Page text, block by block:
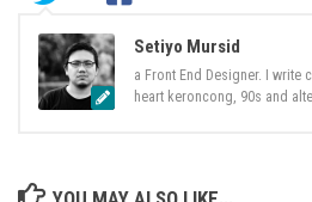
Setiyo Mursid
a Front End Designer. I write
heart keroncong, 90s and